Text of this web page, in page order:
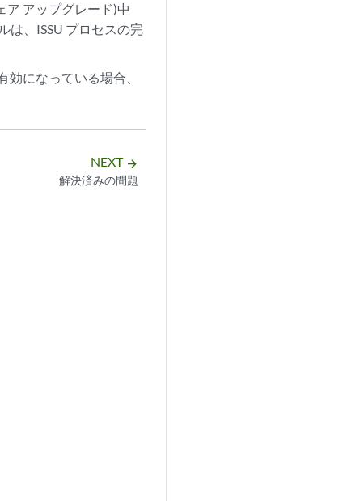
ア アップグレード)中
は、ISSU プロセスの完
効になっている場合、
NEXT arrow_forward
解決済みの問題